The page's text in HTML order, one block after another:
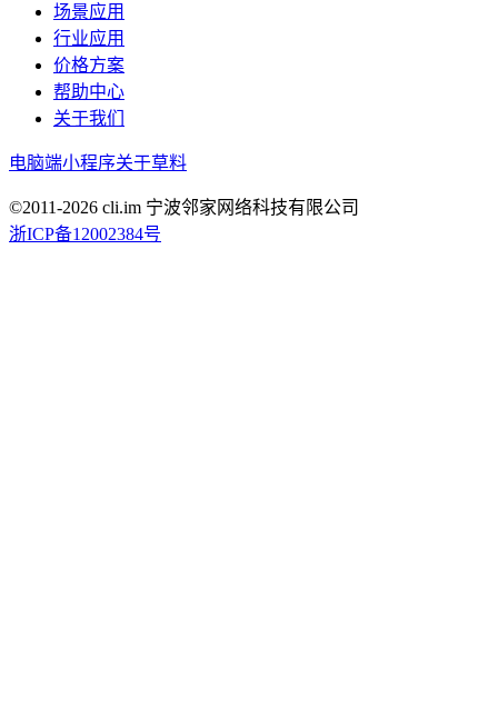
场景应用
行业应用
价格方案
帮助中心
关于我们
电脑端小程序关于草料
©2011-2026 cli.im 宁波邻家网络科技有限公司
浙ICP备12002384号